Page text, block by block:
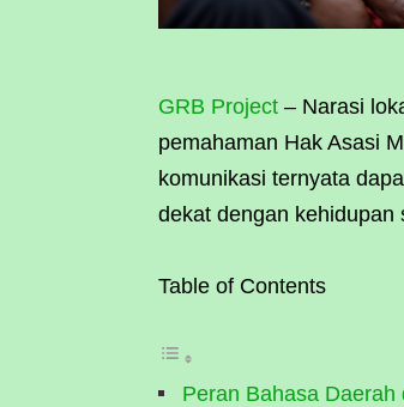
GRB Project – Narasi
pemahaman Hak Asasi
komunikasi ternyata
dekat dengan kehidupan
Table of Contents
Peran Bahasa